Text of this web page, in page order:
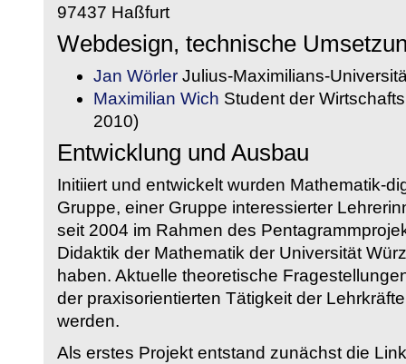
97437 Haßfurt
Webdesign, technische
Jan Wörler Julius-Maximilians-
Maximilian Wich Student der
2010)
Entwicklung und Ausbau
Initiiert und entwickelt wurden Mathematik-
Gruppe, einer Gruppe interessierter
seit 2004 im Rahmen des
Didaktik der Mathematik der Universität
haben. Aktuelle theoretische
der praxisorientierten Tätigkeit der
werden.
Als erstes Projekt entstand zunächst die